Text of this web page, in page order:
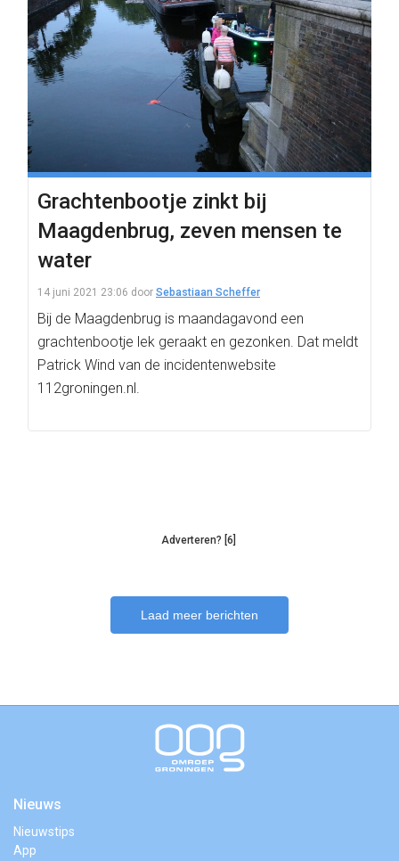
Grachtenbootje zinkt bij
Maagdenbrug, zeven mensen te
water
14 juni 2021 23:06 door Sebastiaan Scheffer
Bij de Maagdenbrug is maandagavond een
grachtenbootje lek geraakt en gezonken. Dat meldt
Patrick Wind van de incidentenwebsite
112groningen.nl.
Adverteren? [6]
Laad meer berichten
Nieuws
Nieuwstips
App